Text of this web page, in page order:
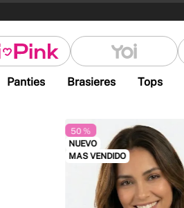
Panties Brasieres Tops
50 %
NUEVO
MAS VENDIDO